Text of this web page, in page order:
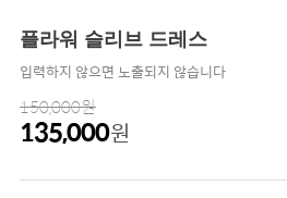
플라워 슬리브 드레스
입력하지 않으면 노출되지 않습니다
150,000원
135,000원